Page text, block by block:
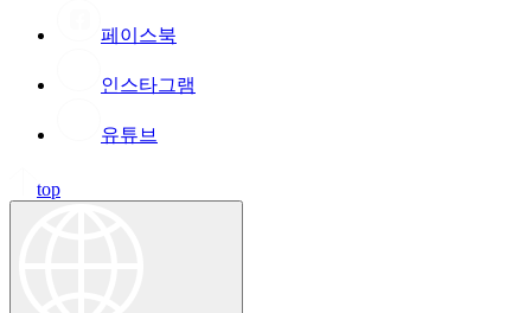
페이스북
인스타그램
유튜브
top